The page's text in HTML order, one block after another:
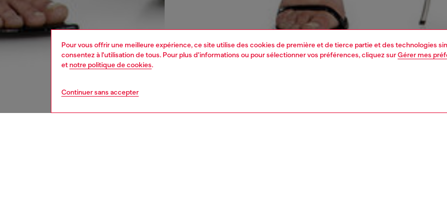
Pour vous offrir une meilleure expérience, ce site utilise des cookies de première et de tierce partie et des technologies
consentez à l'utilisation de tous. Pour plus d'informations ou pour sélectionner vos préférences, cliquez surGérer mes
et notre politique de cookies.
Continuer sans accepter